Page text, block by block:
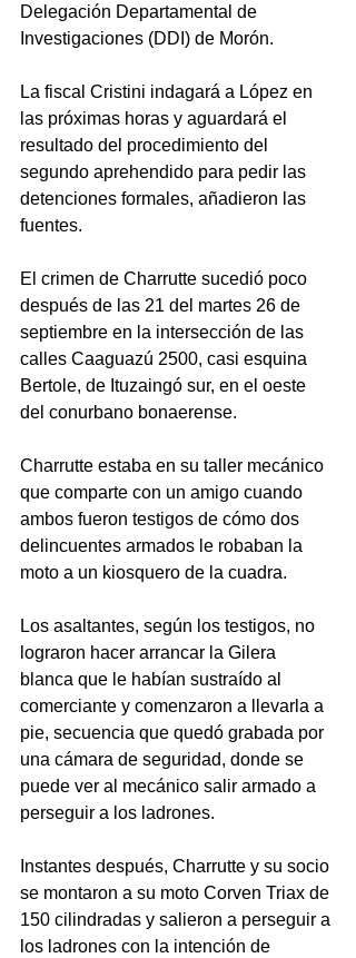
Delegación Departamental de
Investigaciones (DDI) de Morón.
La fiscal Cristini indagará a López en
las próximas horas y aguardará el
resultado del procedimiento del
segundo aprehendido para pedir las
detenciones formales, añadieron las
fuentes.
El crimen de Charrutte sucedió poco
después de las 21 del martes 26 de
septiembre en la intersección de las
calles Caaguazú 2500, casi esquina
Bertole, de Ituzaingó sur, en el oeste
del conurbano bonaerense.
Charrutte estaba en su taller mecánico
que comparte con un amigo cuando
ambos fueron testigos de cómo dos
delincuentes armados le robaban la
moto a un kiosquero de la cuadra.
Los asaltantes, según los testigos, no
lograron hacer arrancar la Gilera
blanca que le habían sustraído al
comerciante y comenzaron a llevarla a
pie, secuencia que quedó grabada por
una cámara de seguridad, donde se
puede ver al mecánico salir armado a
perseguir a los ladrones.
Instantes después, Charrutte y su socio
se montaron a su moto Corven Triax de
150 cilindradas y salieron a perseguir a
los ladrones con la intención de